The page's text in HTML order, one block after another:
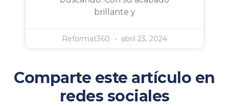
brillante y
Reformat360 abril 23, 2024
Comparte este artículo en
redes sociales